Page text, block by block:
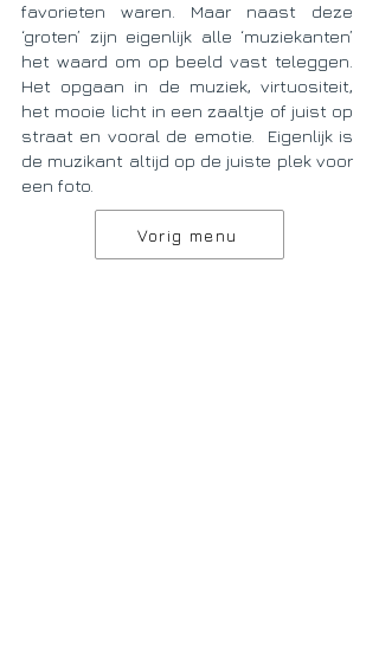
favorieten waren. Maar naast deze
‘groten’ zijn eigenlijk alle ‘muziekanten’
het waard om op beeld vast teleggen.
Het opgaan in de muziek, virtuositeit,
het mooie licht in een zaaltje of juist op
straat en vooral de emotie. Eigenlijk is
de muzikant altijd op de juiste plek voor
een foto.
Vorig menu